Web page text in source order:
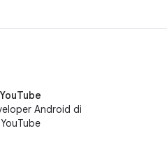
YouTube
Android di
YouTube